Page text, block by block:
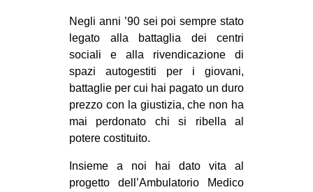
MEDIO ORIENTE
MONDO
EVENTI
in
Negli anni ’90 sei poi sempre stato
legato alla battaglia dei centri
sociali e alla rivendicazione di
spazi autogestiti per i giovani,
battaglie per cui hai pagato un duro
prezzo con la giustizia, che non ha
mai perdonato chi si ribella al
potere costituito.
Insieme a noi hai dato vita al
progetto dell’Ambulatorio Medico